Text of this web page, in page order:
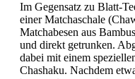
Im Gegensatz zu Blatt-
einer Matchaschale
Matchabesen aus
und direkt getrunken.
dabei mit einem
Chashaku. Nachdem